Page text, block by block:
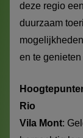
deze regio
duurzaam
en te
Rio
Vila Mont: